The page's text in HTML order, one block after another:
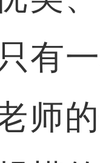
有
师